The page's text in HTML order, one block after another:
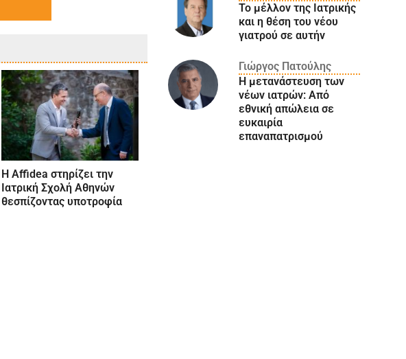
Η Affidea στηρίζει την
Ιατρική Σχολή Αθηνών
θεσπίζοντας υποτροφία
Το μέλλον της Ιατρικής
και η θέση του νέου
γιατρού σε αυτήν
Γιώργος Πατούλης
Η μετανάστευση των
νέων ιατρών: Aπό
εθνική απώλεια σε
ευκαιρία
επαναπατρισμού